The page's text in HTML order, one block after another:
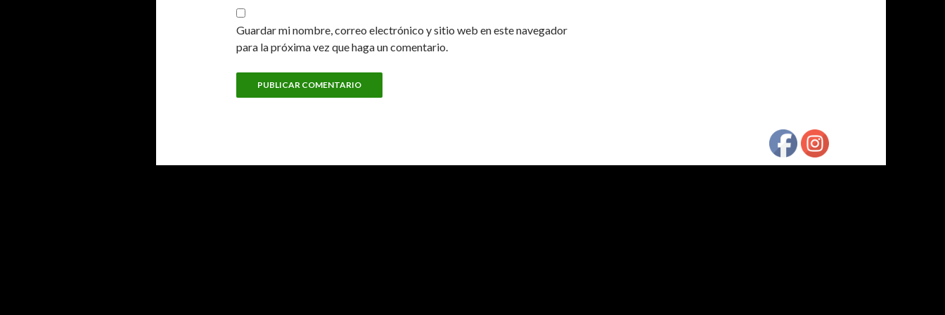
Guardar mi nombre, correo electrónico y sitio web en este navegador
para la próxima vez que haga un comentario.